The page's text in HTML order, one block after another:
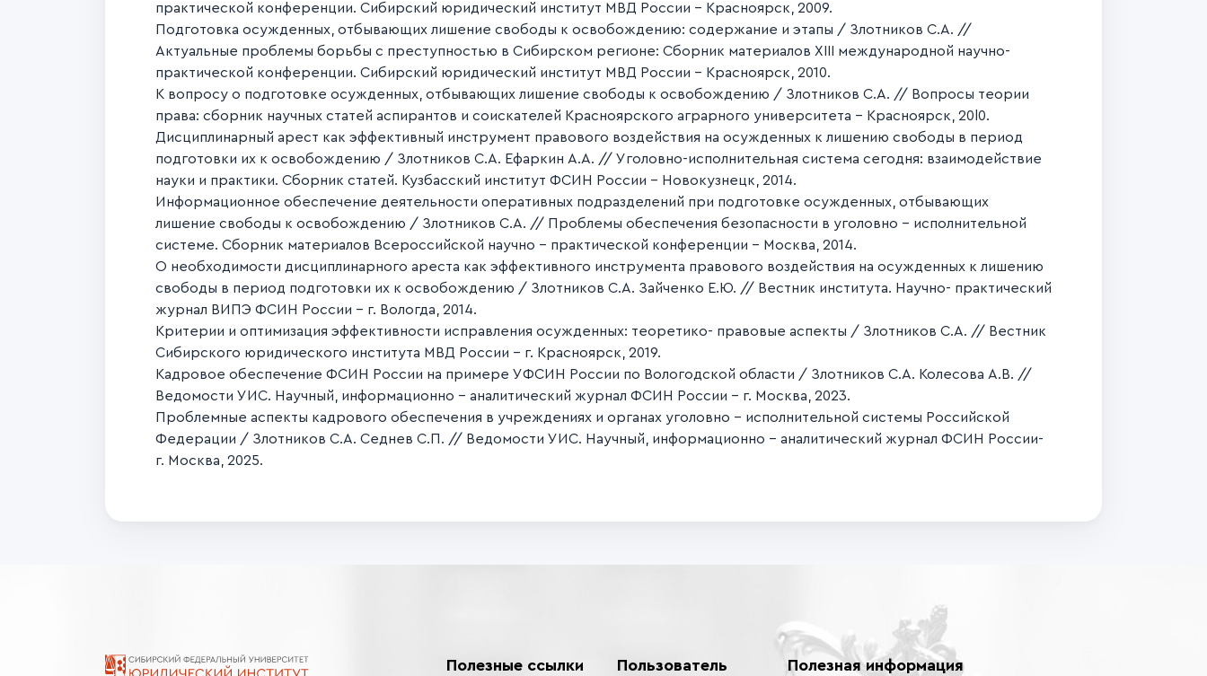
практической конференции. Сибирский юридический институт МВД России - Красноярск, 2009.
Подготовка осужденных, отбывающих лишение свободы к освобождению: содержание и этапы / Злотников С.А. //
Актуальные проблемы борьбы с преступностью в Сибирском регионе: Сборник материалов XIII международной научно-
практической конференции. Сибирский юридический институт МВД России - Красноярск, 2010.
К вопросу о подготовке осужденных, отбывающих лишение свободы к освобождению / Злотников С.А. // Вопросы теории
права: сборник научных статей аспирантов и соискателей Красноярского аграрного университета - Красноярск, 20l0.
Дисциплинарный арест как эффективный инструмент правового воздействия на осужденных к лишению свободы в период
подготовки их к освобождению / Злотников С.А. Ефаркин А.А. // Уголовно-исполнительная система сегодня: взаимодействие
науки и практики. Сборник статей. Кузбасский институт ФСИН России - Новокузнецк, 2014.
Информационное обеспечение деятельности оперативных подразделений при подготовке осужденных, отбывающих
лишение свободы к освобождению / Злотников С.А. // Проблемы обеспечения безопасности в уголовно - исполнительной
системе. Сборник материалов Всероссийской научно - практической конференции - Москва, 2014.
О необходимости дисциплинарного ареста как эффективного инструмента правового воздействия на осужденных к лишению
свободы в период подготовки их к освобождению / Злотников С.А. Зайченко Е.Ю. // Вестник института. Научно- практический
журнал ВИПЭ ФСИН России - г. Вологда, 2014.
Критерии и оптимизация эффективности исправления осужденных: теоретико- правовые аспекты / Злотников С.А. // Вестник
Сибирского юридического института МВД России - г. Красноярск, 2019.
Кадровое обеспечение ФСИН России на примере УФСИН России по Вологодской области / Злотников С.А. Колесова А.В. //
Ведомости УИС. Научный, информационно - аналитический журнал ФСИН России - г. Москва, 2023.
Проблемные аспекты кадрового обеспечения в учреждениях и органах уголовно - исполнительной системы Российской
Федерации / Злотников С.А. Седнев С.П. // Ведомости УИС. Научный, информационно - аналитический журнал ФСИН России-
г. Москва, 2025.
Полезные ссылки Пользователь Полезная информация